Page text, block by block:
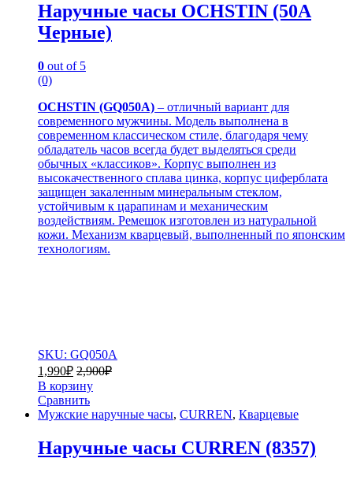
Наручные часы OCHSTIN (50A
Черные)
0 out of 5
(0)
OCHSTIN (GQ050A) – отличный вариант для
современного мужчины. Модель выполнена в
современном классическом стиле, благодаря чему
обладатель часов всегда будет выделяться среди
обычных «классиков». Корпус выполнен из
высокачественного сплава цинка, корпус циферблата
защищен закаленным минеральным стеклом,
устойчивым к царапинам и механическим
воздействиям. Ремешок изготовлен из натуральной
кожи. Механизм кварцевый, выполненный по японским
технологиям.
SKU: GQ050A
1,990₽ 2,900₽
В корзину
Сравнить
Мужские наручные часы, CURREN, Кварцевые
Наручные часы CURREN (8357)